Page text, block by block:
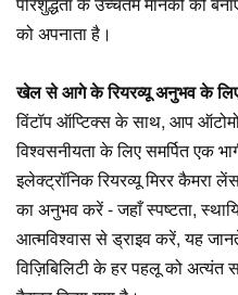
को अपनाता है।
खेल से आगे के रियरव्यू अनुभव के
विंटॉप ऑप्टिक्स के साथ, आप
विश्वसनीयता के लिए समर्पित एक
इलेक्ट्रॉनिक रियरव्यू मिरर कैमरा
का अनुभव करें - जहाँ स्पष्टता,
आत्मविश्वास से ड्राइव करें, यह
विज़िबिलिटी के हर पहलू को